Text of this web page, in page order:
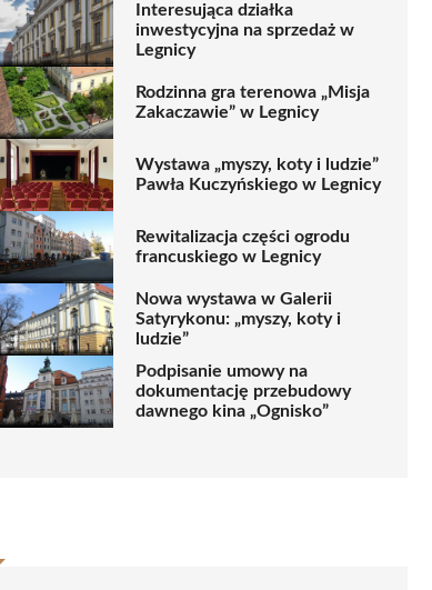
Interesująca działka
inwestycyjna na sprzedaż w
Legnicy
Rodzinna gra terenowa „Misja
Zakaczawie” w Legnicy
Wystawa „myszy, koty i ludzie”
Pawła Kuczyńskiego w Legnicy
Rewitalizacja części ogrodu
francuskiego w Legnicy
Nowa wystawa w Galerii
Satyrykonu: „myszy, koty i
ludzie”
Podpisanie umowy na
dokumentację przebudowy
dawnego kina „Ognisko”